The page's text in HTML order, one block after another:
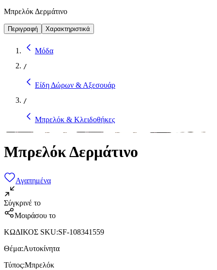
Μπρελόκ Δερμάτινο
Περιγραφή Χαρακτηριστικά
Μόδα
/
Είδη Δώρων & Αξεσουάρ
/
Μπρελόκ & Κλειδοθήκες
Μπρελόκ Δερμάτινο
Αγαπημένα
Σύγκρινέ το
Μοιράσου το
ΚΩΔΙΚΟΣ SKU:SF-108341559
Θέμα:Αυτοκίνητα
Τύπος:Μπρελόκ